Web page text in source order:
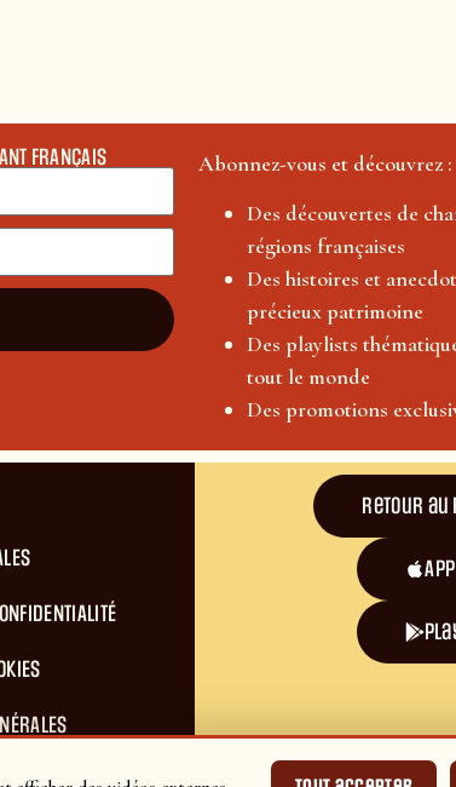
FRANÇAIS
Abonnez-vous et découvrez :
Des découvertes de
régions françaises
Des histoires et
précieux patrimoine
Des playlists
tout le monde
Des promotions
Retour